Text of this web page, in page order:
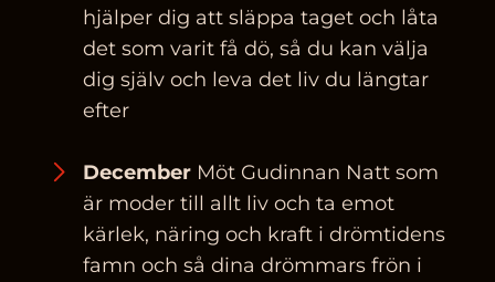
hjälper dig att släppa taget och låta
det som varit få dö, så du kan välja
dig själv och leva det liv du längtar
efter
December Möt Gudinnan Natt som
är moder till allt liv och ta emot
kärlek, näring och kraft i drömtidens
famn och så dina drömmars frön i